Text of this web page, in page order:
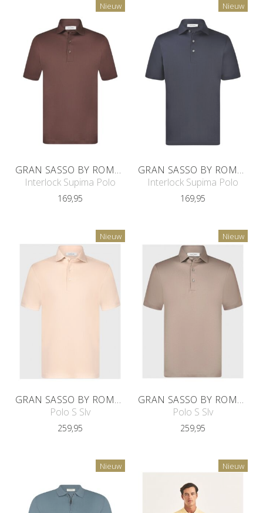
GRAN SASSO BY ROMEYN TAILORS
Interlock Supima Polo
169,95
Nieuw
GRAN SASSO BY ROMEYN TAILORS
Interlock Supima Polo
169,95
Nieuw
GRAN SASSO BY ROMEYN TAILORS
Polo S Slv
259,95
Nieuw
GRAN SASSO BY ROMEYN TAILORS
Polo S Slv
259,95
Nieuw
Nieuw Nieuw